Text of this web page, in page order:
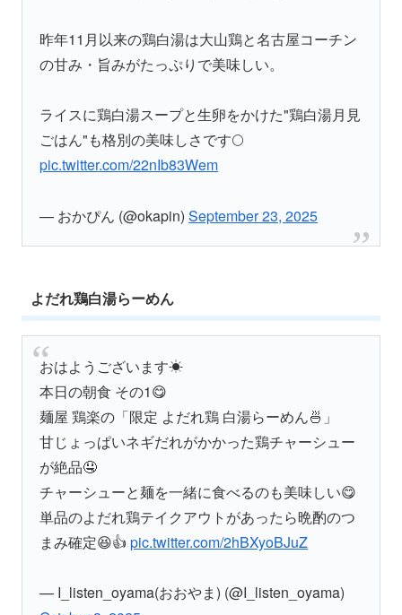
昨年11月以来の鶏白湯は大山鶏と名古屋コーチン
の甘み・旨みがたっぷりで美味しい。
ライスに鶏白湯スープと生卵をかけた"鶏白湯月見
ごはん"も格別の美味しさです🌕
pic.twitter.com/22nIb83Wem
— おかぴん (@okapin)September 23, 2025
よだれ鶏白湯らーめん
おはようございます☀
本日の朝食 その1😋
麺屋 鶏楽の「限定 よだれ鶏 白湯らーめん🍜」
甘じょっぱいネギだれがかかった鶏チャーシュー
が絶品🤤
チャーシューと麺を一緒に食べるのも美味しい😋
単品のよだれ鶏テイクアウトがあったら晩酌のつ
まみ確定😆👍pic.twitter.com/2hBXyoBJuZ
— I_listen_oyama(おおやま) (@I_listen_oyama)